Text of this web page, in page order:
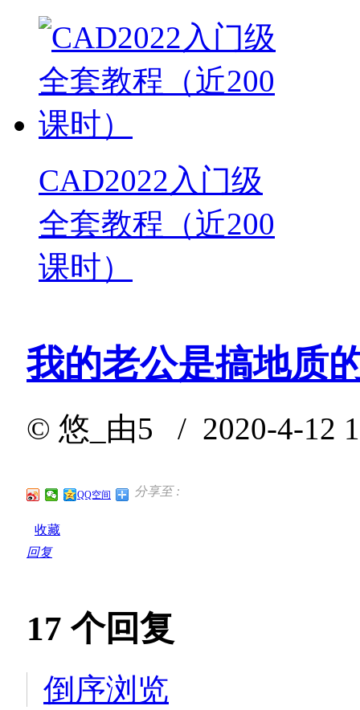
CAD2022入门级
全套教程（近200
课时）
我的老公是搞地质
© 悠_由5 / 2020-4-12
分享至 :
QQ空间
收藏
回复
17 个回复
倒序浏览